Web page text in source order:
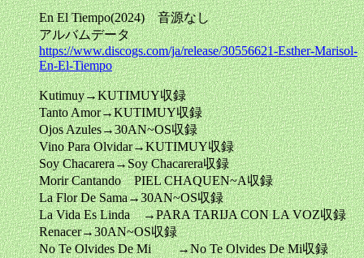
En El Tiempo(2024) 音源なし
アルバムデータ
https://www.discogs.com/ja/release/30556621-Esther-Marisol-
En-El-Tiempo
Kutimuy→KUTIMUY収録
Tanto Amor→KUTIMUY収録
Ojos Azules→30AN~OS収録
Vino Para Olvidar→KUTIMUY収録
Soy Chacarera→Soy Chacarera収録
Morir Cantando PIEL CHAQUEN~A収録
La Flor De Sama→30AN~OS収録
La Vida Es Linda →PARA TARIJA CON LA VOZ収録
Renacer→30AN~OS収録
No Te Olvides De Mi →No Te Olvides De Mi収録